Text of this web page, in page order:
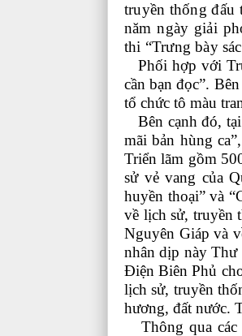
truyền thống đấu
năm ngày giải
thi “Trưng bày
Phối hợp với
cần bạn đọc”.
tổ chức tô màu
Bên cạnh đó,
mãi bản hùng
Triển lãm gồm
sử vẻ vang của
huyền thoại” và
về lịch sử, truyền
Nguyên Giáp và
nhân dịp này
Điện Biên Phủ
lịch sử, truyền
hương, đất nước.
Thông qua các